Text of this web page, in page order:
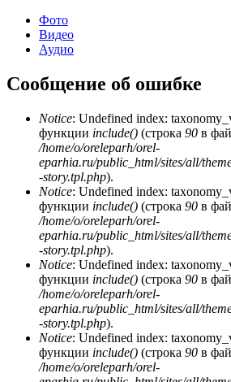
Фото
Видео
Аудио
Сообщение об ошибке
Notice: Undefined index:
функции include() (строка 90 в
/home/o/oreleparh/orel-
eparhia.ru/public_html/sites/all/
-story.tpl.php).
Notice: Undefined index:
функции include() (строка 90 в
/home/o/oreleparh/orel-
eparhia.ru/public_html/sites/all/
-story.tpl.php).
Notice: Undefined index:
функции include() (строка 90 в
/home/o/oreleparh/orel-
eparhia.ru/public_html/sites/all/
-story.tpl.php).
Notice: Undefined index:
функции include() (строка 90 в
/home/o/oreleparh/orel-